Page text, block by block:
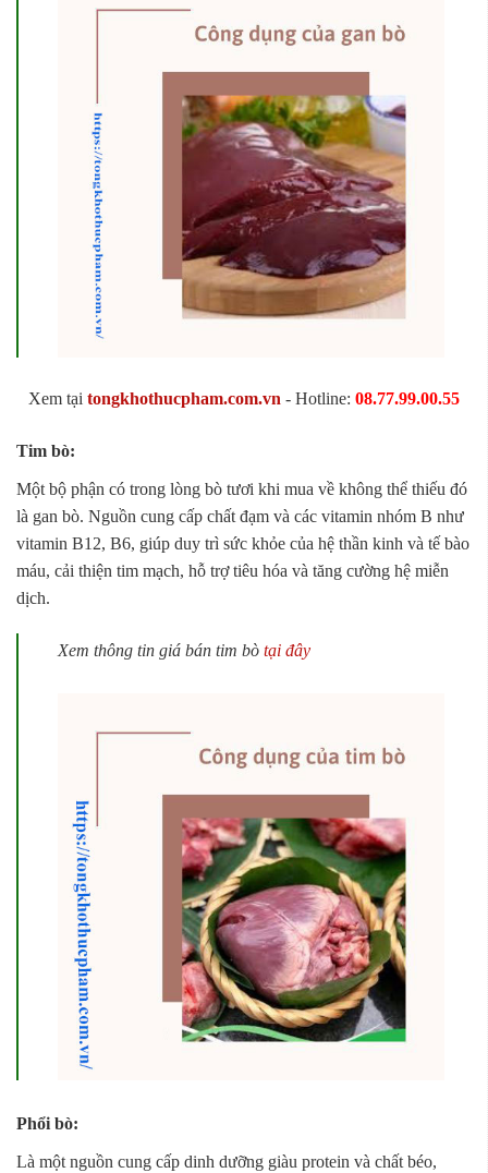
Xem tại tongkhothucpham.com.vn - Hotline: 08.77.99.00.55
Tim bò:
Một bộ phận có trong lòng bò tươi khi mua về không thể thiếu đó
là gan bò. Nguồn cung cấp chất đạm và các vitamin nhóm B như
vitamin B12, B6, giúp duy trì sức khỏe của hệ thần kinh và tế bào
máu, cải thiện tim mạch, hỗ trợ tiêu hóa và tăng cường hệ miễn
dịch.
Xem thông tin giá bán tim bò tại đây
Phổi bò:
Là một nguồn cung cấp dinh dưỡng giàu protein và chất béo,